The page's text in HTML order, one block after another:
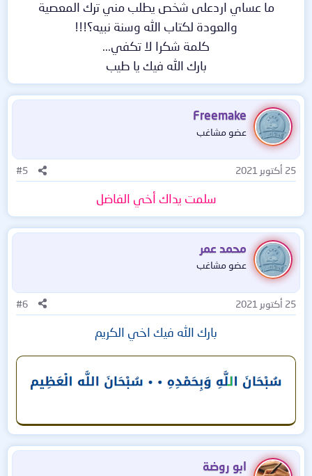
ما عساي اردعلى شخص يطلب مني ترك المعصية
والعودة لكتاب الله وسنة نبيه؟!!!
كلمة شكرا لا تكفي...
بارك الله فيك يا طيب​
Freemake
عضو مشاغب
25 أكتوبر 2021 #5
سلمت يداك أخي الفاضل
محمد عمر
عضو مشاغب
25 أكتوبر 2021 #6
بارك الله فيك اخي الكريم
ابو روضة